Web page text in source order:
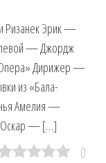
Ризанек Эрик —
— Джордж
Опера» Дирижер —
из «Бала-
Амелия —
Оскар — […]
0